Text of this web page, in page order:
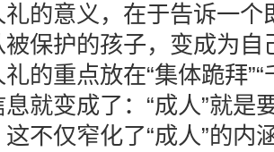
的意义，在于告诉一个
被保护的孩子，变成为自
的重点放在“集体跪拜
就变成了：“成人”就是
不仅窄化了“成人”的内